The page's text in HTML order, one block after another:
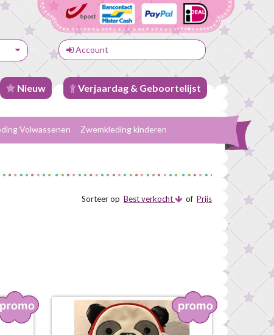
Account
Nieuw Verjaardag & Geboortelijst
Volwassenen Zwemkleding kinderen
Sorteer op Best verkocht of Prijs